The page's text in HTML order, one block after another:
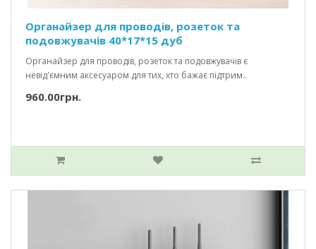
Органайзер для проводів, розеток та
подовжувачів 40*17*15 дуб
Органайзер для проводів, розеток та подовжувачів є
невід'ємним аксесуаром для тих, хто бажає підтрим..
960.00грн.